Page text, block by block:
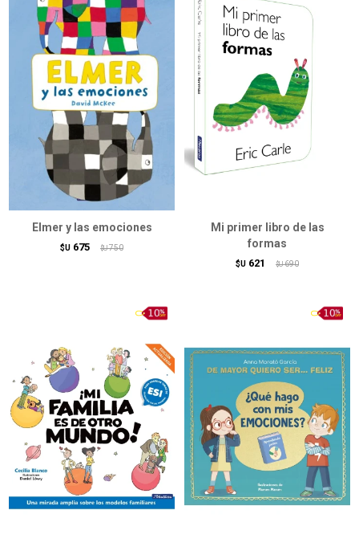
Elmer y las emociones
$U 675 $U 750
Mi primer libro de las
formas
$U 621 $U 690